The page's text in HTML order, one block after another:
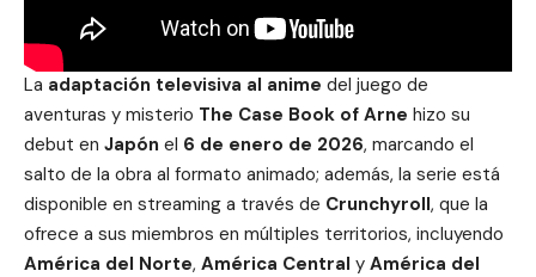
La adaptación televisiva al anime del juego de
aventuras y misterio The Case Book of Arne hizo su
debut en Japón el 6 de enero de 2026, marcando el
salto de la obra al formato animado; además, la serie está
disponible en streaming a través de Crunchyroll, que la
ofrece a sus miembros en múltiples territorios, incluyendo
América del Norte, América Central y América del